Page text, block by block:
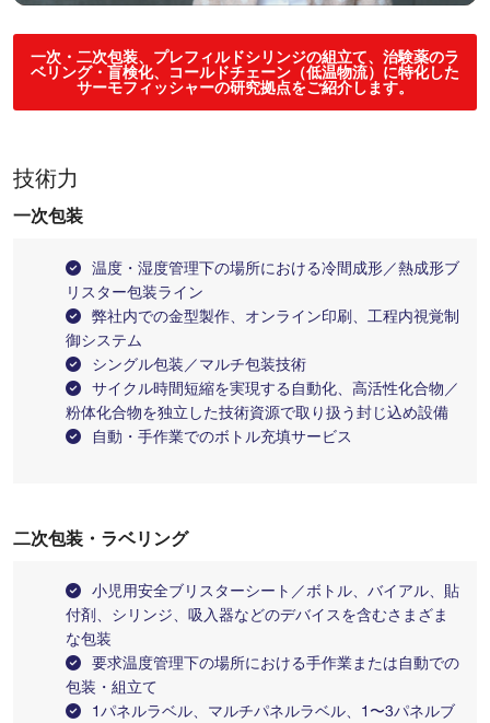
Video
一次・二次包装、プレフィルドシリンジの組立て、治験薬のラ
ベリング・盲検化、コールドチェーン（低温物流）に特化した
サーモフィッシャーの研究拠点をご紹介します。
技術力
一次包装
温度・湿度管理下の場所における冷間成形／熱成形ブ
リスター包装ライン
弊社内での金型製作、オンライン印刷、工程内視覚制
御システム
シングル包装／マルチ包装技術
サイクル時間短縮を実現する自動化、高活性化合物／
粉体化合物を独立した技術資源で取り扱う封じ込め設備
自動・手作業でのボトル充填サービス
二次包装・ラベリング
小児用安全ブリスターシート／ボトル、バイアル、貼
付剤、シリンジ、吸入器などのデバイスを含むさまざま
な包装
要求温度管理下の場所における手作業または自動での
包装・組立て
1パネルラベル、マルチパネルラベル、1〜3パネルブ